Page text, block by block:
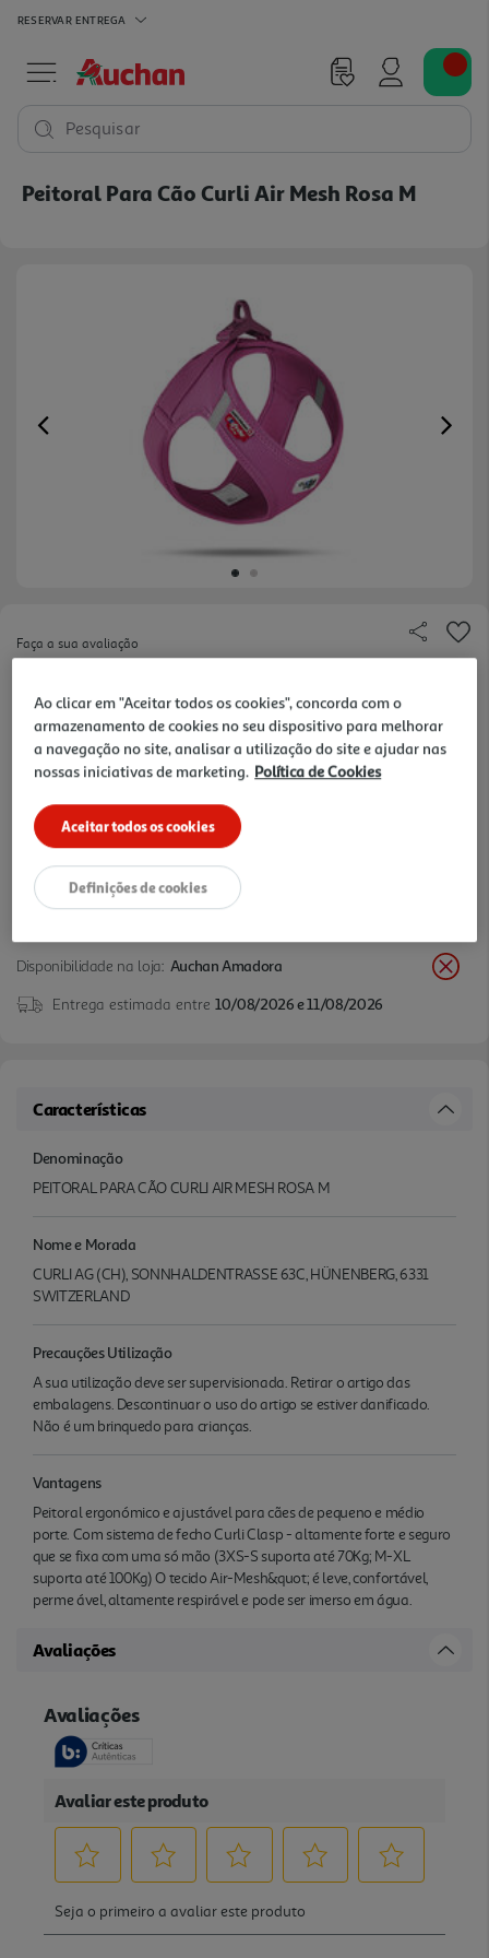
RESERVAR ENTREGA
Pesquisar
Peitoral Para Cão Curli Air Mesh Rosa M
Previous
Faça a sua avaliação
25,99 €
+10% DESC. IMEDIATO PET CLUB
10% de desconto imediato exclusivo para membros do
Disponibilidade na loja: Auchan Amadora
Entrega estimada entre 10/08/2026 e 11/08/2026
Características
Denominação
PEITORAL PARA CÃO CURLI AIR MESH ROSA M
Nome e Morada
CURLI AG (CH), SONNHALDENTRASSE 63C, HÜNENBERG, 6331
SWITZERLAND
Precauções Utilização
A sua utilização deve ser supervisionada. Retirar o artigo das
embalagens. Descontinuar o uso do artigo se estiver danificado.
Não é um brinquedo para crianças.
Vantagens
Peitoral ergonómico e ajustável para cães de pequeno e médio
porte. Com sistema de fecho Curli Clasp - altamente forte e seguro
que se fixa com uma só mão (3XS-S suporta até 70Kg; M-XL
suporta até 100Kg) O tecido Air-Mesh&quot; é leve, confortável,
perme ável, altamente respirável e pode ser imerso em água.
Avaliações
Ao clicar em "Aceitar todos os cookies", concorda com o
armazenamento de cookies no seu dispositivo para melhorar
a navegação no site, analisar a utilização do site e ajudar nas
nossas iniciativas de marketing. Política de Cookies
Aceitar todos os cookies
Definições de cookies